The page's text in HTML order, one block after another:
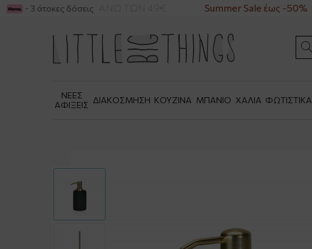
ΓΙΑ ΑΓΟΡΕΣ ΑΝΩ ΤΩΝ 49€ Summer Sale έως -50%
- 3 άτοκες δόσεις
ΝΕΕΣ
ΑΦΙΞΕΙΣ ΔΙΑΚΟΣΜΗΣΗ ΚΟΥΖΙΝΑ ΜΠΑΝΙΟ ΧΑΛΙΑ ΦΩΤΙΣΤΙΚΑ